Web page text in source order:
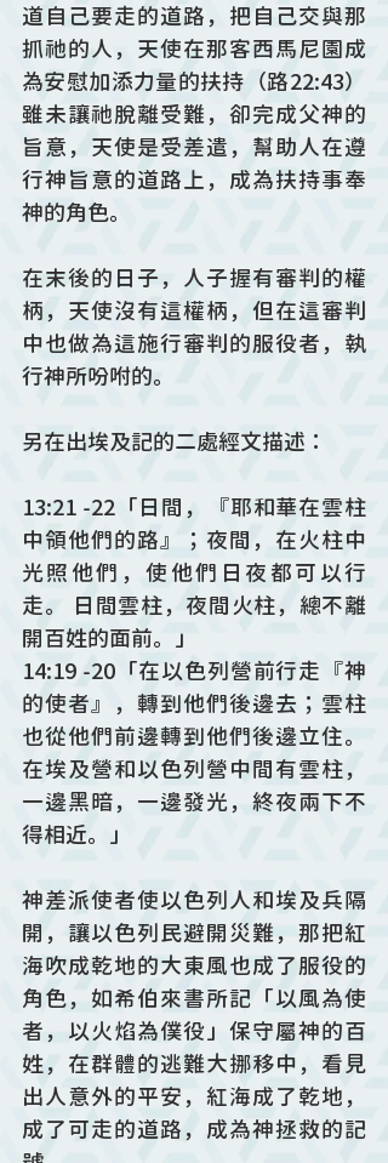
道自己要走的道路，把自己交與那
抓祂的人，天使在那客西馬尼園成
為安慰加添力量的扶持（路22:43）
雖未讓祂脫離受難，卻完成父神的
旨意，天使是受差遣，幫助人在遵
行神旨意的道路上，成為扶持事奉
神的角色。
在末後的日子，人子握有審判的權
柄，天使沒有這權柄，但在這審判
中也做為這施行審判的服役者，執
行神所吩咐的。
另在出埃及記的二處經文描述：
13:21 -22「日間，『耶和華在雲柱
中領他們的路』；夜間，在火柱中
光照他們，使他們日夜都可以行
走。 日間雲柱，夜間火柱，總不離
開百姓的面前。」
14:19 -20「在以色列營前行走『神
的使者』，轉到他們後邊去；雲柱
也從他們前邊轉到他們後邊立住。
在埃及營和以色列營中間有雲柱，
一邊黑暗，一邊發光，終夜兩下不
得相近。」
神差派使者使以色列人和埃及兵隔
開，讓以色列民避開災難，那把紅
海吹成乾地的大東風也成了服役的
角色，如希伯來書所記「以風為使
者，以火焰為僕役」保守屬神的百
姓，在群體的逃難大挪移中，看見
出人意外的平安，紅海成了乾地，
成了可走的道路，成為神拯救的記